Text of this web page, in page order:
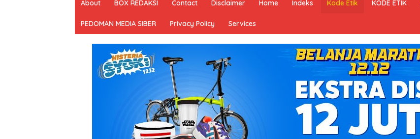
About BOX REDAKSI Contact Disclaimer Home Indeks Kode Etik KODE ETIK
PEDOMAN MEDIA SIBER Privacy Policy Services